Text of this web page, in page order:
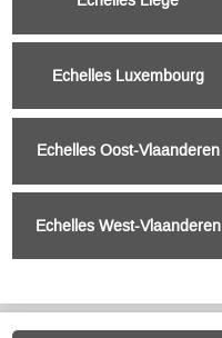
Echelles Luxembourg
Echelles Oost-Vlaanderen
Echelles West-Vlaanderen